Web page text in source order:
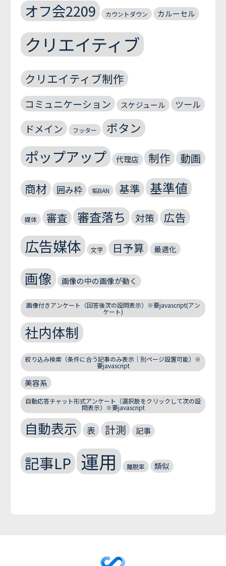
オフ会2209 カウントダウン カルーセル
クリエイティブ
クリエイティブ制作
コミュニケーション スケジュール ツール
ドメイン フッター ボタン
ポップアップ 代理店 制作 動画
商材 囲み枠 垢BAN 基準 基準値
媒体 審査 審査落ち 対策 広告
広告媒体 文字 日予算 最適化
画像 画像の中の画像が動く
画像付きアンケート（回答後次の設問表示）※要javascript(アン
ケート)
社内体制
絞り込み検索（条件に合う記事のみ表示｜別ページ設置可能）※
要javascript
美容系
自動応答チャット形式アンケート（選択肢をクリックして次の設
問表示）※要javascript
自動表示 表 計測 記事
記事LP 運用 離脱率 類似